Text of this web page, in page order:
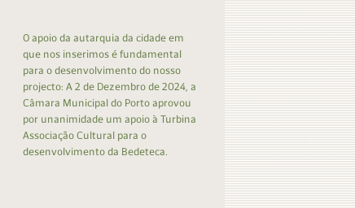
O apoio da autarquia da cidade em
que nos inserimos é fundamental
para o desenvolvimento do nosso
projecto: A 2 de Dezembro de 2024, a
Câmara Municipal do Porto aprovou
por unanimidade um apoio à Turbina
Associação Cultural para o
desenvolvimento da Bedeteca.